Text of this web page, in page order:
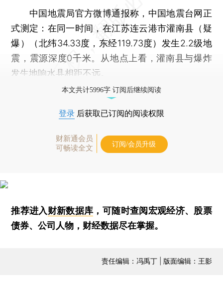
中国地震局官方微博通报称，中国地震台网正
式测定：在同一时间，在江苏连云港市灌南县（疑
爆）（北纬34.33度，东经119.73度）发生2.2级地
震，震源深度0千米。从地点上看，灌南县与爆炸
发生地响水县相距不远。
本文共计5996字 订阅后继续阅读
登录 后获取已订阅的阅读权限
财新通会员
可畅读全文
订阅/会员升级
推荐进入财新数据库 ，可随时查阅宏观经济、股票
债券、公司人物，财经数据尽在掌握。
责任编辑：冯禹丁 | 版面编辑：王影